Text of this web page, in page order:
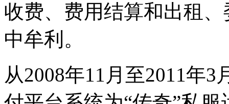
收费、费用结算和出租
中牟利。
从2008年11月至2011年